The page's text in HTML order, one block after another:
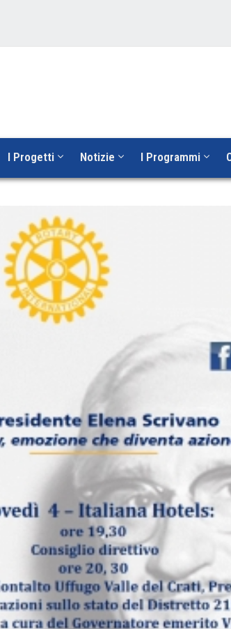
I Progetti Notizie I Programmi